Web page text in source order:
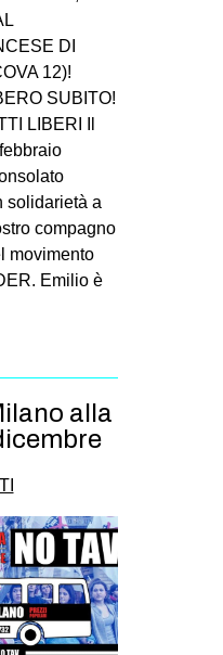
DI
12)!
SUBITO!
LIBERI Il
solidarietà a
compagno
movimento
Emilio è
alla